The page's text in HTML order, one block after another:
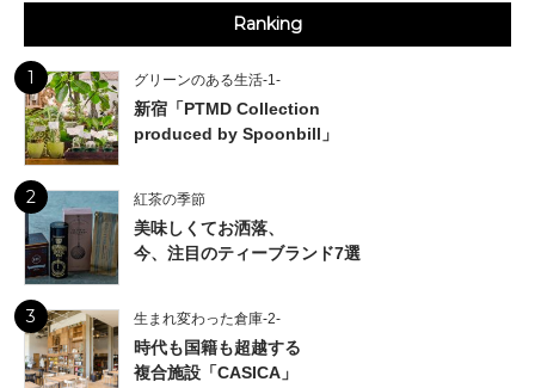
Ranking
1 グリーンのある生活-1-
新宿「PTMD Collection
produced by Spoonbill」
2 紅茶の季節
美味しくてお洒落、
今、注目のティーブランド7選
3 生まれ変わった倉庫-2-
時代も国籍も超越する
複合施設「CASICA」